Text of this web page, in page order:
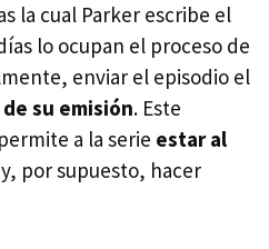
la cual Parker escribe el
lo ocupan el proceso de
enviar el episodio el
su emisión. Este
a la serie estar al
y, por supuesto, hacer